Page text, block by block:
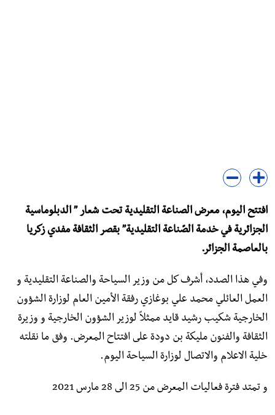
افتتح اليوم، معرض الصناعة التقليدية تحت شعار ” الدبلوماسية
الجزائرية في خدمة الصّناعة التقليدية” بقصر الثقافة مفدي زكريا
بالعاصمة الجزائر.
وفي هذا الصدد، أشرف كل من وزير السياحة والصناعة التقليدية و
العمل العائلي محمد علي بوغازي رفقة الأمين العام لوزارة الشؤون
الخارجية شكيب رشيد قايد ممثلاً لوزير الشؤون الخارجية و وزيرة
الثقافة والفنون مليكة بن دودة على افتتاح المعرض. وفق ما نقلته
خلية الاعلام والاتصال لوزارة السياحة اليوم.
و تمتد فترة فعاليات المعرض من 25 الى 28 مارس 2021